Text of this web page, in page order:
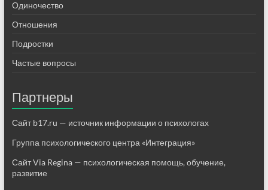
Одиночество
Отношения
Подростки
Частые вопросы
Партнеры
Сайт b17.ru — источник информации о психологах
Группа психологического центра «Интеграция»
Сайт Via Regina — психологическая помощь, обучение,
развитие